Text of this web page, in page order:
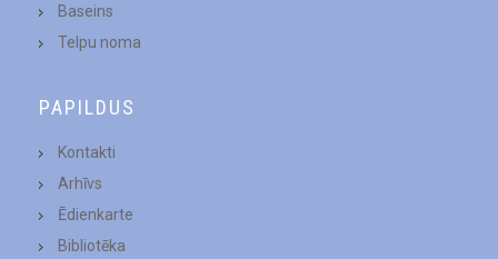
Baseins
Telpu noma
PAPILDUS
Kontakti
Arhīvs
Ēdienkarte
Bibliotēka